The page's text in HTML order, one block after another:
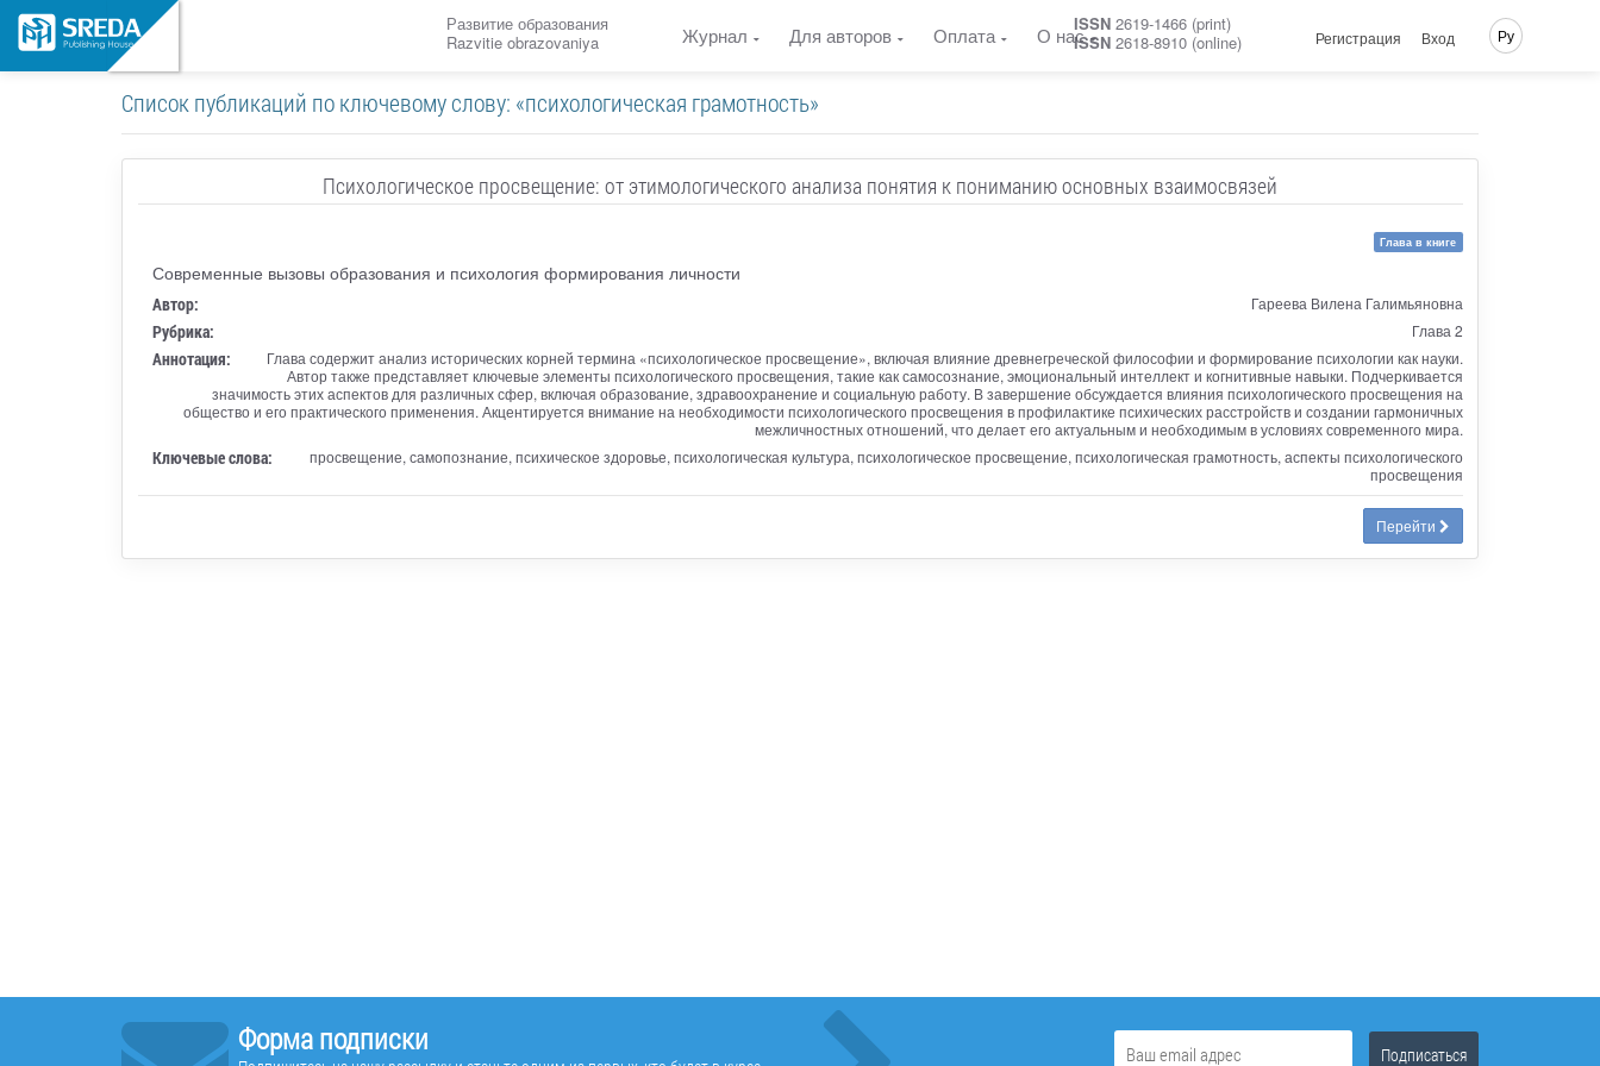
Развитие образования
Razvitie obrazovaniya
Журнал Для авторов Оплата О насISSN 2619-1466 (print)
ISSN 2618-8910 (online) Регистрация Вход Ру
Список публикаций по ключевому слову: «психологическая грамотность»
Психологическое просвещение: от этимологического анализа понятия к пониманию основных взаимосвязей
Глава в книге
Современные вызовы образования и психология формирования личности
Автор: Гареева Вилена Галимьяновна
Рубрика: Глава 2
Аннотация:
Глава содержит анализ исторических корней термина «психологическое просвещение», включая влияние древнегреческой философии и формирование психологии как науки.
Автор также представляет ключевые элементы психологического просвещения, такие как самосознание, эмоциональный интеллект и когнитивные навыки. Подчеркивается
значимость этих аспектов для различных сфер, включая образование, здравоохранение и социальную работу. В завершение обсуждается влияния психологического просвещения на
общество и его практического применения. Акцентируется внимание на необходимости психологического просвещения в профилактике психических расстройств и создании гармоничных
межличностных отношений, что делает его актуальным и необходимым в условиях современного мира.
Ключевые слова:
просвещение, самопознание, психическое здоровье, психологическая культура, психологическое просвещение, психологическая грамотность, аспекты психологического
просвещения
Перейти
Форма подписки